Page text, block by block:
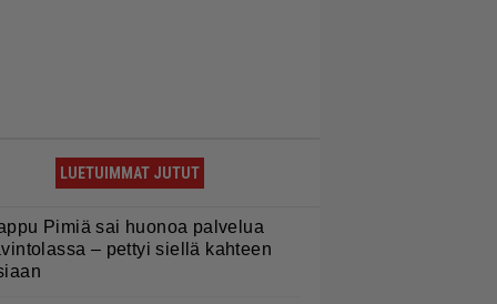
LUETUIMMAT JUTUT
Pimiä sai huonoa palvelua
– pettyi siellä kahteen